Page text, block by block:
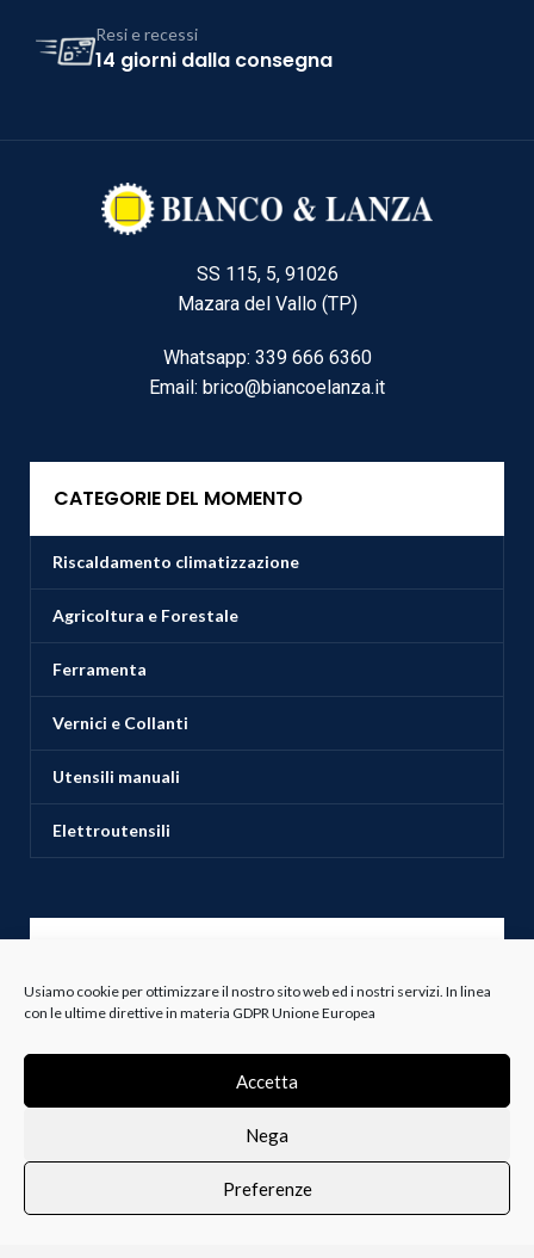
Usiamo cookie per ottimizzare il nostro sito web ed i nostri servizi. In linea
con le ultime direttive in materia GDPR Unione Europea
Accetta
Nega
Preferenze
Resi e recessi
14 giorni dalla consegna
SS 115, 5, 91026
Mazara del Vallo (TP)
Whatsapp: 339 666 6360
Email: brico@biancoelanza.it
CATEGORIE DEL MOMENTO
Riscaldamento climatizzazione
Agricoltura e Forestale
Ferramenta
Vernici e Collanti
Utensili manuali
Elettroutensili
Servizio Clienti